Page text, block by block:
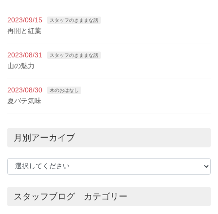
2023/09/15 スタッフのきままな話
再開と紅葉
2023/08/31 スタッフのきままな話
山の魅力
2023/08/30 木のおはなし
夏バテ気味
月別アーカイブ
スタッフブログ カテゴリー